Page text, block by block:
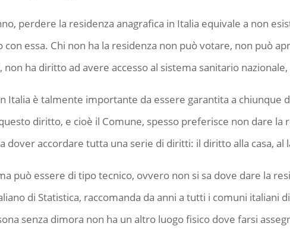
perdere la residenza anagrafica in Italia equivale a non
con essa. Chi non ha la residenza non può votare, non può
non ha diritto ad avere accesso al sistema sanitario
Italia è talmente importante da essere garantita a chiunque
diritto, e cioè il Comune, spesso preferisce non dare la
dover accordare tutta una serie di diritti: il diritto alla casa, al
può essere di tipo tecnico, ovvero non si sa dove dare la
di Statistica, raccomanda da anni a tutti i comuni italiani
senza dimora non ha un altro luogo fisico dove farsi